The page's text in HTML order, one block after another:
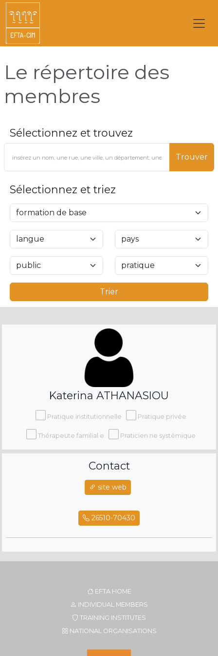
Le répertoire des
membres
Sélectionnez et trouvez
Trouver
Sélectionnez et triez
Trier
Katerina ATHANASIOU
Pratique institutionnelle Pratique privée
Thérapeute familial·e Praticien·ne systémique
Contact
site web
26510-70430
EFTA HOME
INDIVIDUAL MEMBERS
TRAINING INSTITUTES
NATIONAL ORGANISATIONS